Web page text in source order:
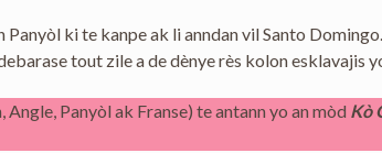
Panyòl ki te kanpe ak li anndan vil Santo
tout zile a de dènye rès kolon esklavajis
Panyòl ak Franse) te antann yo an mòd Kò